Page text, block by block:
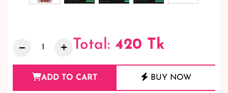
Total: 420 Tk
ADD TO CART BUY NOW